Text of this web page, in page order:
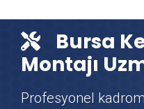
Keles Vinç Kiralama
Bursa
Montajı
Profesyonel